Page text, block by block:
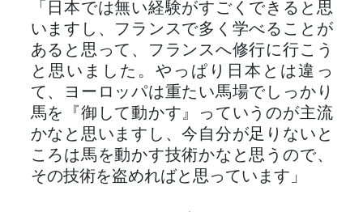
「日本では無い経験がすごくできると思
いますし、フランスで多く学べることが
あると思って、フランスへ修行に行こう
と思いました。やっぱり日本とは違っ
て、ヨーロッパは重たい馬場でしっかり
馬を『御して動かす』っていうのが主流
かなと思いますし、今自分が足りないと
ころは馬を動かす技術かなと思うので、
その技術を盗めればと思っています」